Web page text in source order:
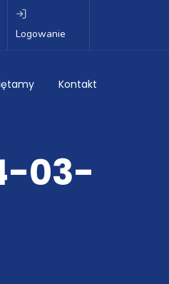
Logowanie
Kontakt
03-